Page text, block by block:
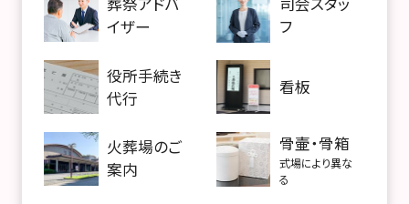
イザー
フ
役所手続き
代行
看板
火葬場のご
案内
骨壷・骨箱
式場により異な
る